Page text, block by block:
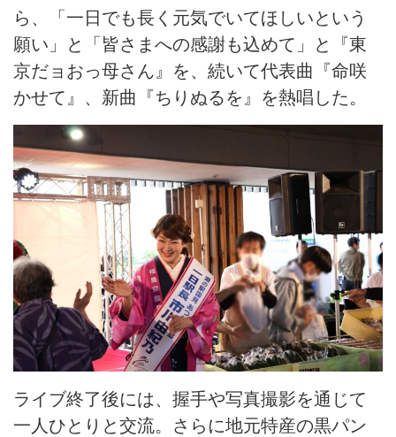
ら、「一日でも長く元気でいてほしいという
願い」と「皆さまへの感謝も込めて」と『東
京だョおっ母さん』を、続いて代表曲『命咲
かせて』、新曲『ちりぬるを』を熱唱した。
ライブ終了後には、握手や写真撮影を通じて
一人ひとりと交流。さらに地元特産の黒パン